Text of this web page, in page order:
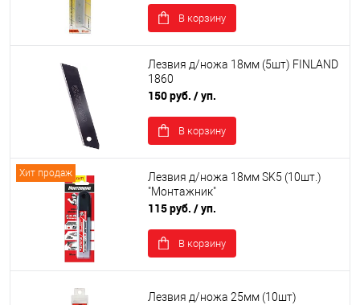
В корзину
Лезвия д/ножа 18мм (5шт) FINLAND
1860
150 руб. / уп.
В корзину
Хит продаж
Лезвия д/ножа 18мм SK5 (10шт.)
"Монтажник"
115 руб. / уп.
В корзину
Лезвия д/ножа 25мм (10шт)